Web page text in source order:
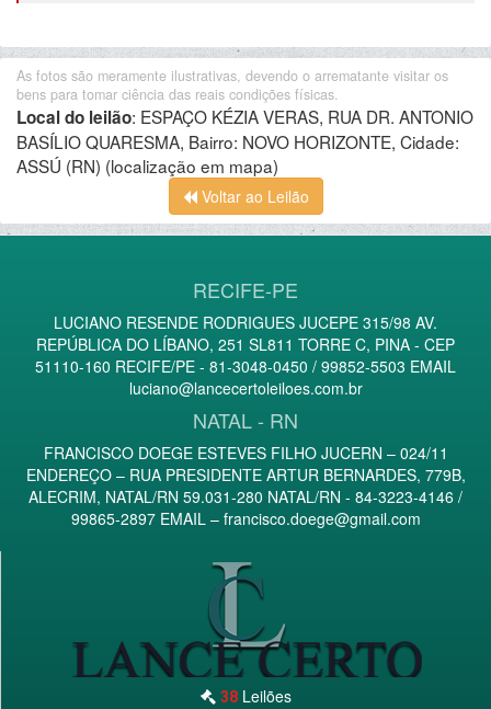
As fotos são meramente ilustrativas, devendo o arrematante visitar os
bens para tomar ciência das reais condições físicas.
Local do leilão: ESPAÇO KÉZIA VERAS, RUA DR. ANTONIO
BASÍLIO QUARESMA, Bairro: NOVO HORIZONTE, Cidade:
ASSÚ (RN) (localização em mapa)
Voltar ao Leilão
RECIFE-PE
LUCIANO RESENDE RODRIGUES JUCEPE 315/98 AV.
REPÚBLICA DO LÍBANO, 251 SL811 TORRE C, PINA - CEP
51110-160 RECIFE/PE - 81-3048-0450 / 99852-5503 EMAIL
luciano@lancecertoleiloes.com.br
NATAL - RN
FRANCISCO DOEGE ESTEVES FILHO JUCERN – 024/11
ENDEREÇO – RUA PRESIDENTE ARTUR BERNARDES, 779B,
ALECRIM, NATAL/RN 59.031-280 NATAL/RN - 84-3223-4146 /
99865-2897 EMAIL – francisco.doege@gmail.com
38 Leilões